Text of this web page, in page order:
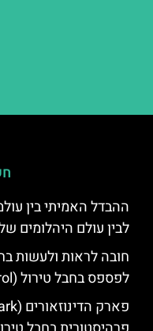
ההבדל האמיתי בין
לבין עולם היהלומים
חובה לראות ולעשות
לפספס בחבל טירול (Tyrol)